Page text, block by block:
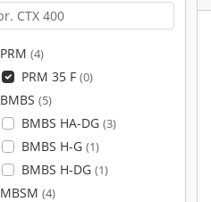
PRM (4)
PRM 35 F (0)
BMBS (5)
BMBS HA-DG (3)
BMBS H-G (1)
BMBS H-DG (1)
MBSM (4)